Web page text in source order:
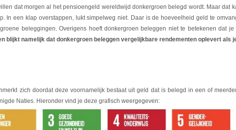
dat morgen al het pensioengeld wereldwijd donkergroen belegd wordt. Maar dat
In een klap overstappen, lukt simpelweg niet. Daar is de hoeveelheid geld te
beleggingen. Overigens hoeft donkergroen beleggen niet te betekenen dat
blijkt namelijk dat donkergroen beleggen vergelijkbare rendementen oplevert als
zich doordat deze voornamelijk bestaat uit geld dat is belegd in een of
Naties. Hieronder vind je deze grafisch weergegeven: